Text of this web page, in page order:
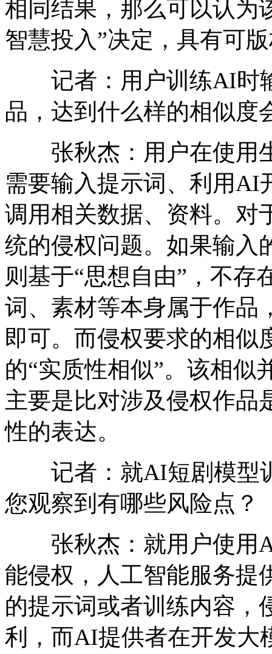
相同结果，那么可以认为
智慧投入”决定，具有可
记者：用户训练AI时
品，达到什么样的相似度
张秋杰：用户在使用
需要输入提示词、利用AI
调用相关数据、资料。对
统的侵权问题。如果输入
则基于“思想自由”，不存
词、素材等本身属于作品
即可。而侵权要求的相似
的“实质性相似”。该相似
主要是比对涉及侵权作品
性的表达。
记者：就AI短剧模型
您观察到有哪些风险点？
张秋杰：就用户使用
能侵权，人工智能服务提
的提示词或者训练内容，
利，而AI提供者在开发大